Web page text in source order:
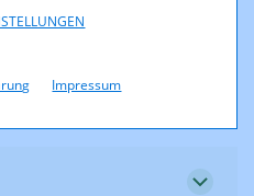
Impressum
(0)939